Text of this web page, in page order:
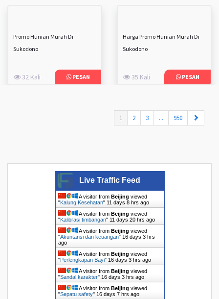
Promo Hunian Murah Di
Sukodono
32 Kali PESAN
Harga Promo Hunian Murah Di
Sukodono
35 Kali PESAN
1 (current)
2 3 ... 950
Live Traffic Feed
A visitor from Beijing viewed
"Kalung Kesehatan" 11 days 8 hrs ago
A visitor from Beijing viewed
"Kalibrasi timbangan" 11 days 20 hrs ago
A visitor from Beijing viewed
"Akuntansi dan keuangan" 16 days 3 hrs
ago
A visitor from Beijing viewed
"Perlengkapan Bayi" 16 days 3 hrs ago
A visitor from Beijing viewed
"Sandal karakter" 16 days 3 hrs ago
A visitor from Beijing viewed
"Sepatu safety" 16 days 7 hrs ago